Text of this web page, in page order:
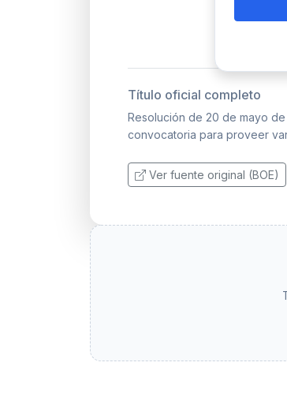
Título oficial completo
Resolución de 20 de mayo
convocatoria para proveer
Ver fuente original (BOE)